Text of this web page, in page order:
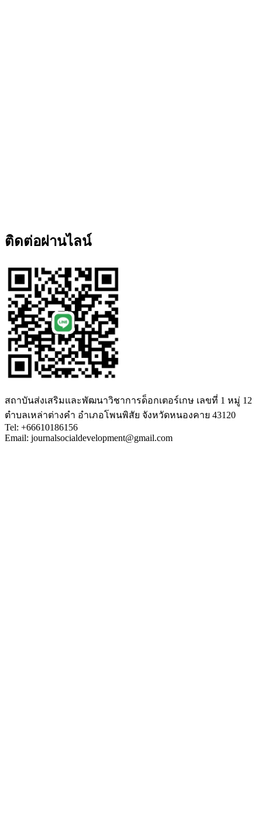
ติดต่อผ่านไลน์
สถาบันส่งเสริมและพัฒนาวิชาการด็อกเตอร์เกษ เลขที่ 1 หมู่ 12
ตำบลเหล่าต่างคำ อำเภอโพนพิสัย จังหวัดหนองคาย 43120
Tel: +66610186156
Email: journalsocialdevelopment@gmail.com